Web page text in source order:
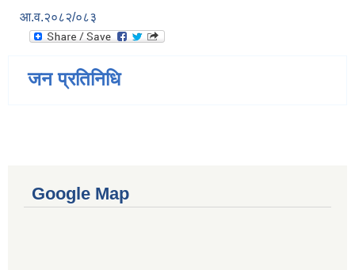
आ.व.२०८२/०८३
जन प्रतिनिधि
Google Map